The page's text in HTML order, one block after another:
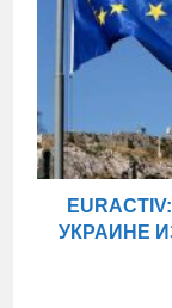
УКРАИНЕ